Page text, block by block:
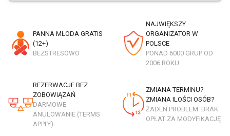
PANNA MŁODA GRATIS
(12+)
BEZSTRESOWO
NAJWIĘKSZY
ORGANIZATOR W
POLSCE
PONAD 6000 GRUP OD
2006 ROKU
REZERWACJE BEZ
ZOBOWIĄZAŃ
DARMOWE
ANULOWANIE (TERMS
APPLY)
ZMIANA TERMINU?
ZMIANA ILOŚCI OSÓB?
ŻADEN PROBLEM. BRAK
OPŁAT ZA MODYFIKACJĘ